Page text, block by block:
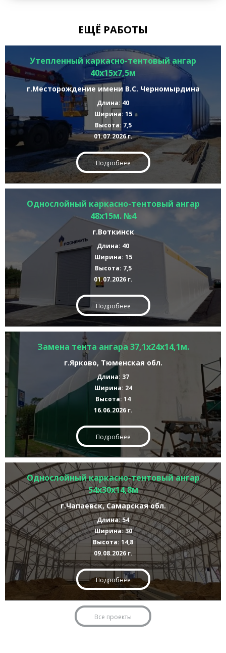
ЕЩЁ РАБОТЫ
Утепленный каркасно-тентовый ангар
40х15х7,5м
г.Месторождение имени В.С. Черномырдина
Длина: 40
Ширина: 15
Высота: 7,5
01.07.2026 г.
Подробнее
Однослойный каркасно-тентовый ангар
48х15м. №4
г.Воткинск
Длина: 40
Ширина: 15
Высота: 7,5
01.07.2026 г.
Подробнее
Замена тента ангара 37,1х24х14,1м.
г.Ярково, Тюменская обл.
Длина: 37
Ширина: 24
Высота: 14
16.06.2026 г.
Подробнее
Однослойный каркасно-тентовый ангар
54х30х14,8м
г.Чапаевск, Самарская обл.
Длина: 54
Ширина: 30
Высота: 14,8
09.08.2026 г.
Подробнее
Все проекты